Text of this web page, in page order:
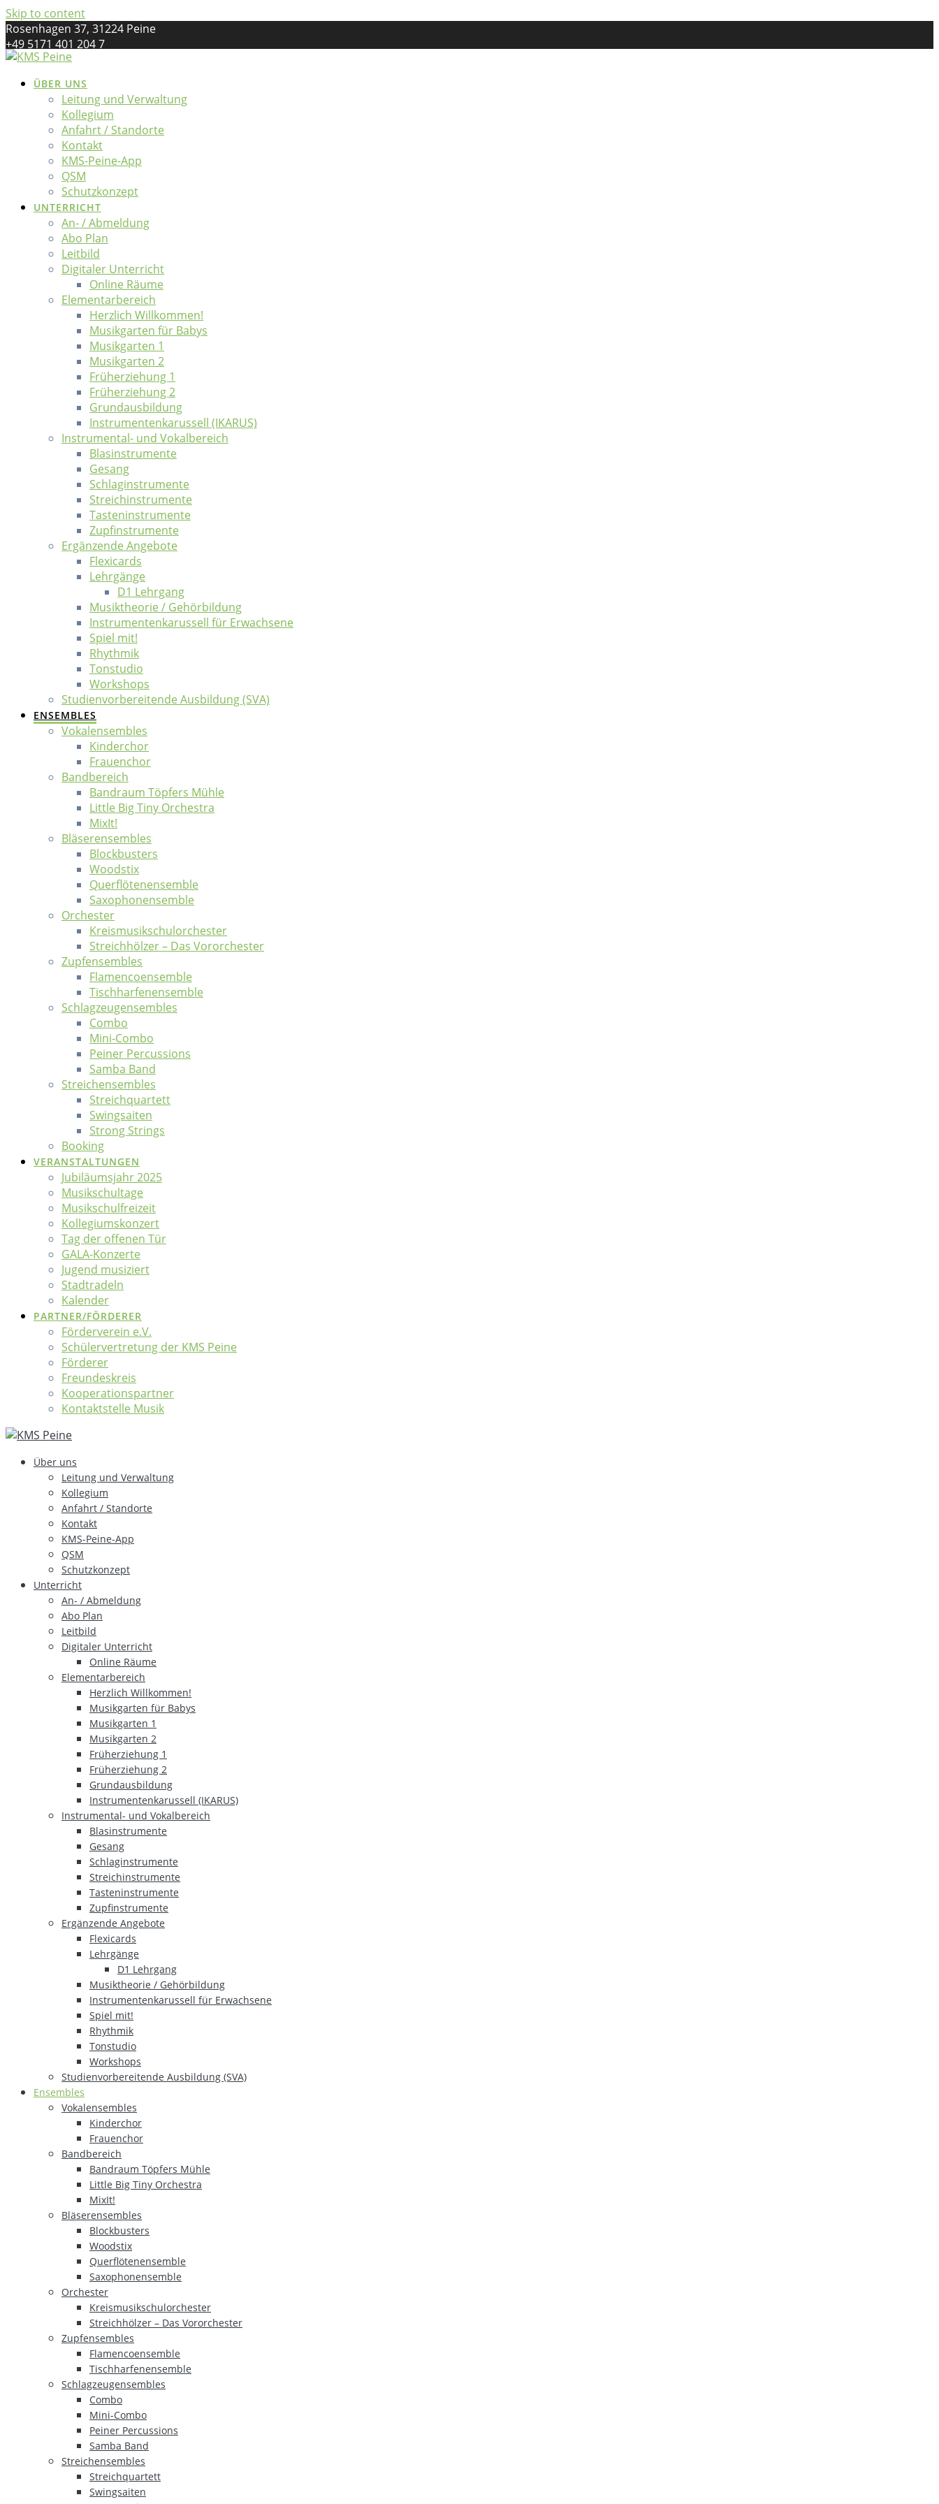
Skip to content
Rosenhagen 37, 31224 Peine
+49 5171 401 204 7
kreismusikschule@landkreis-peine.de
ÜBER UNS
Leitung und Verwaltung
Kollegium
Anfahrt / Standorte
Kontakt
KMS-Peine-App
QSM
Schutzkonzept
UNTERRICHT
An- / Abmeldung
Abo Plan
Leitbild
Digitaler Unterricht
Online Räume
Elementarbereich
Herzlich Willkommen!
Musikgarten für Babys
Musikgarten 1
Musikgarten 2
Früherziehung 1
Früherziehung 2
Grundausbildung
Instrumentenkarussell (IKARUS)
Instrumental- und Vokalbereich
Blasinstrumente
Gesang
Schlaginstrumente
Streichinstrumente
Tasteninstrumente
Zupfinstrumente
Ergänzende Angebote
Flexicards
Lehrgänge
D1 Lehrgang
Musiktheorie / Gehörbildung
Instrumentenkarussell für Erwachsene
Spiel mit!
Rhythmik
Tonstudio
Workshops
Studienvorbereitende Ausbildung (SVA)
ENSEMBLES
Vokalensembles
Kinderchor
Frauenchor
Bandbereich
Bandraum Töpfers Mühle
Little Big Tiny Orchestra
MixIt!
Bläserensembles
Blockbusters
Woodstix
Querflötenensemble
Saxophonensemble
Orchester
Kreismusikschulorchester
Streichhölzer – Das Vororchester
Zupfensembles
Flamencoensemble
Tischharfenensemble
Schlagzeugensembles
Combo
Mini-Combo
Peiner Percussions
Samba Band
Streichensembles
Streichquartett
Swingsaiten
Strong Strings
Booking
VERANSTALTUNGEN
Jubiläumsjahr 2025
Musikschultage
Musikschulfreizeit
Kollegiumskonzert
Tag der offenen Tür
GALA-Konzerte
Jugend musiziert
Stadtradeln
Kalender
PARTNER/FÖRDERER
Förderverein e.V.
Schülervertretung der KMS Peine
Förderer
Freundeskreis
Kooperationspartner
Kontaktstelle Musik
Über uns
Leitung und Verwaltung
Kollegium
Anfahrt / Standorte
Kontakt
KMS-Peine-App
QSM
Schutzkonzept
Unterricht
An- / Abmeldung
Abo Plan
Leitbild
Digitaler Unterricht
Online Räume
Elementarbereich
Herzlich Willkommen!
Musikgarten für Babys
Musikgarten 1
Musikgarten 2
Früherziehung 1
Früherziehung 2
Grundausbildung
Instrumentenkarussell (IKARUS)
Instrumental- und Vokalbereich
Blasinstrumente
Gesang
Schlaginstrumente
Streichinstrumente
Tasteninstrumente
Zupfinstrumente
Ergänzende Angebote
Flexicards
Lehrgänge
D1 Lehrgang
Musiktheorie / Gehörbildung
Instrumentenkarussell für Erwachsene
Spiel mit!
Rhythmik
Tonstudio
Workshops
Studienvorbereitende Ausbildung (SVA)
Ensembles
Vokalensembles
Kinderchor
Frauenchor
Bandbereich
Bandraum Töpfers Mühle
Little Big Tiny Orchestra
MixIt!
Bläserensembles
Blockbusters
Woodstix
Querflötenensemble
Saxophonensemble
Orchester
Kreismusikschulorchester
Streichhölzer – Das Vororchester
Zupfensembles
Flamencoensemble
Tischharfenensemble
Schlagzeugensembles
Combo
Mini-Combo
Peiner Percussions
Samba Band
Streichensembles
Streichquartett
Swingsaiten